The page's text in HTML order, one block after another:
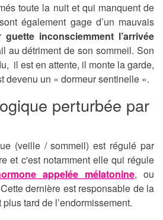
toute la nuit et qui manquent de
également gage d’un mauvais
guette inconsciemment l’arrivée
au détriment de son sommeil. Son
il est en attente, il monte la garde,
devenu un « dormeur sentinelle ».
perturbée par
(veille / sommeil) est régulé par
et c'est notamment elle qui régule
appelée mélatonine, ou
dernière est responsable de la
tard de l’endormissement.